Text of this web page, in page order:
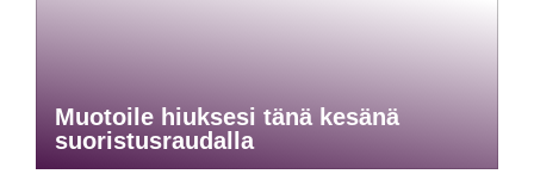
Muotoile hiuksesi tänä kesänä
suoristusraudalla